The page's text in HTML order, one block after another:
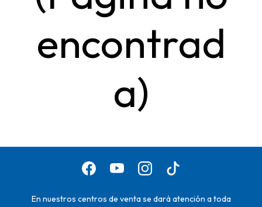
encontrad
a)
En nuestros centros de venta se dará atención a toda